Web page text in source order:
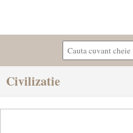
Civilizatie